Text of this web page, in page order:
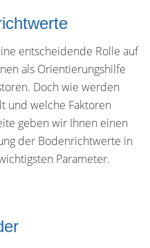
entscheidende Rolle auf
als Orientierungshilfe
Doch wie werden
und welche Faktoren
geben wir Ihnen einen
der Bodenrichtwerte in
Parameter.